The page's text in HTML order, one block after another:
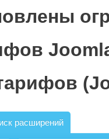
расширений